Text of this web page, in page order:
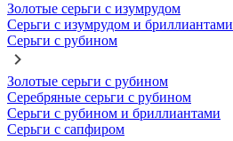
Золотые серьги с изумрудом
Серьги с изумрудом и бриллиантами
Серьги с рубином
Золотые серьги с рубином
Серебряные серьги с рубином
Серьги с рубином и бриллиантами
Серьги с сапфиром